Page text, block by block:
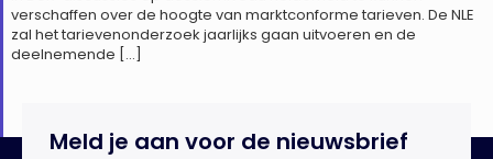
verschaffen over de hoogte van marktconforme tarieven. De NLE
zal het tarievenonderzoek jaarlijks gaan uitvoeren en de
deelnemende […]
Meld je aan voor de nieuwsbrief